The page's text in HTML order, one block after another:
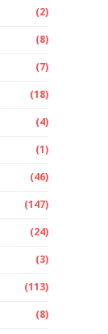
(2)
(8)
(7)
(18)
(4)
(1)
(46)
(147)
(24)
(3)
(113)
(8)